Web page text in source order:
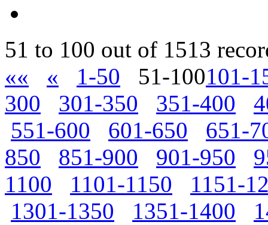
51 to 100 out of 1513
««
« 1-50 51-100101-
300
301-350 351-400
551-600
601-650
651-
850
851-900 901-950
1100
1101-1150
1151-
1301-1350
1351-1400